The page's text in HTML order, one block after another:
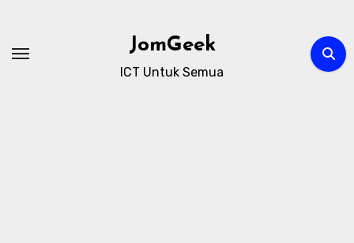
content
JomGeek
ICT Untuk Semua